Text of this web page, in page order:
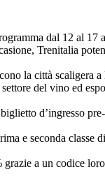
dal 12 al 17
Trenitalia
la città scaligera
del vino ed
d’ingresso
e seconda classe
a un codice